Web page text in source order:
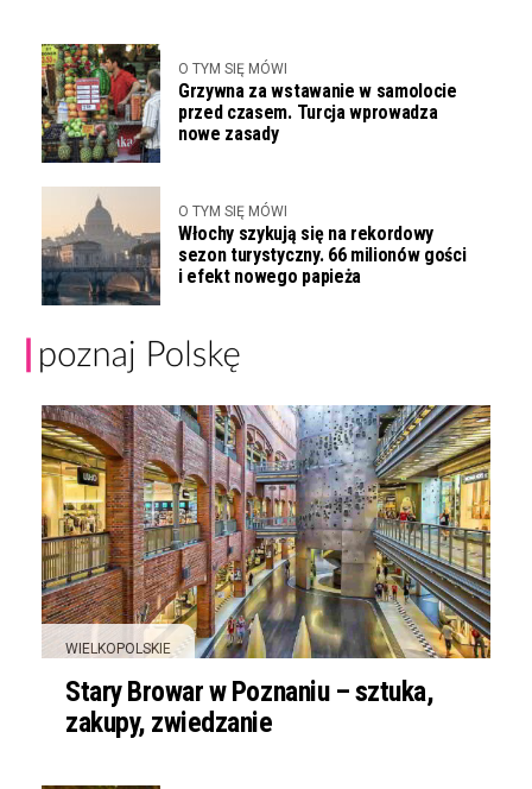
O TYM SIĘ MÓWI
Grzywna za wstawanie w samolocie
przed czasem. Turcja wprowadza
nowe zasady
O TYM SIĘ MÓWI
Włochy szykują się na rekordowy
sezon turystyczny. 66 milionów gości
i efekt nowego papieża
WIELKOPOLSKIE
Stary Browar w Poznaniu – sztuka,
zakupy, zwiedzanie